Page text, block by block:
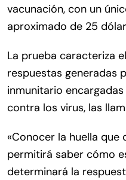
vacunación, con un
aproximado de 25
La prueba caracteriza
respuestas generadas
inmunitario
contra los virus, las
«Conocer la huella que
permitirá saber cómo
determinará la